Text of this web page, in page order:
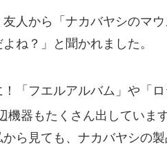
友人から「ナカバヤシのマ
ね？」と聞かれました。
「フエルアルバム」や「
機器もたくさん出していま
から見ても、ナカバヤシの